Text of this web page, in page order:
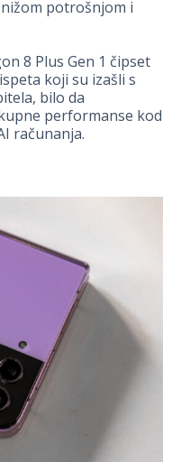
potrošnjom i
8 Plus Gen 1 čipset
koji su izašli s
bilo da
performanse kod
računanja.